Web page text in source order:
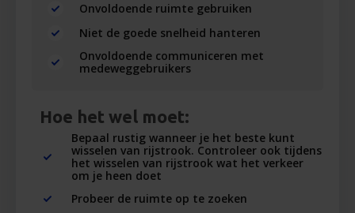
Onvoldoende ruimte gebruiken
Niet de goede snelheid hanteren
Onvoldoende communiceren met
medeweggebruikers
Hoe het wel moet:
Bepaal rustig wanneer je het beste kunt
wisselen van rijstrook. Controleer ook tijdens
het wisselen van rijstrook wat het verkeer
om je heen doet
Probeer de ruimte op te zoeken